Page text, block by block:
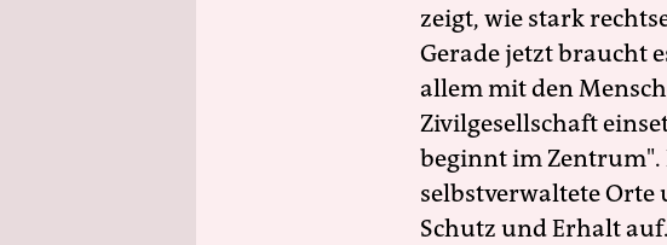
zeigt, wie stark
Gerade jetzt braucht
allem mit den
Zivilgesellschaft
beginnt im Zentrum".
selbstverwaltete
Schutz und Erhalt